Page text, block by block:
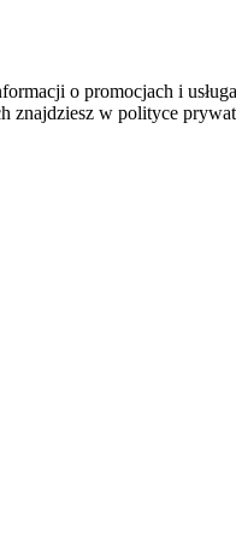
o promocjach i
znajdziesz w polityce